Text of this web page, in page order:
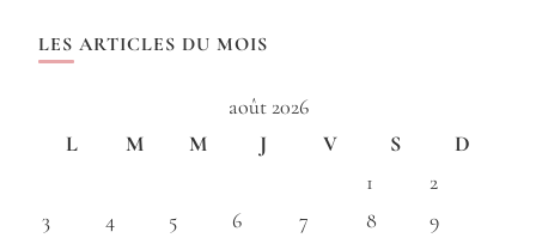
LES ARTICLES DU MOIS
août 2026
L
M M J V S
D
1
2
3
4 5 6 7 8
9